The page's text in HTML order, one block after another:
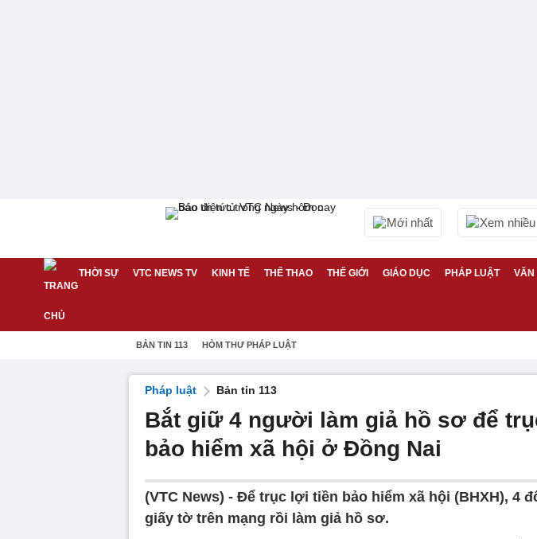
Mới nhất Xem nhiều
THỜI SỰ VTC NEWS TV KINH TẾ THỂ THAO THẾ GIỚI GIÁO DỤC PHÁP LUẬT VĂN
BẢN TIN 113 HÒM THƯ PHÁP LUẬT
Pháp luật Bản tin 113
Bắt giữ 4 người làm giả hồ sơ để
bảo hiểm xã hội ở Đồng Nai
(VTC News) - Để trục lợi tiền bảo hiểm xã hội (BHXH), 4
giấy tờ trên mạng rồi làm giả hồ sơ.